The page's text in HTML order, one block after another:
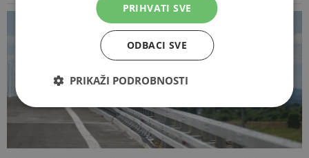
PRIHVATI SVE
ODBACI SVE
PRIKAŽI PODROBNOSTI